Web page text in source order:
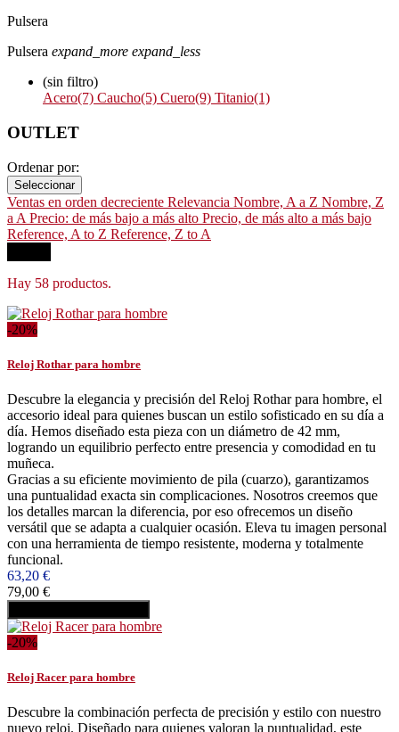
Pulsera
Pulsera expand_more expand_less
(sin filtro)
Acero(7) Caucho(5) Cuero(9) Titanio(1)
OUTLET
Ordenar por:
Seleccionar
Ventas en orden decreciente Relevancia Nombre, A a Z Nombre, Z
a A Precio: de más bajo a más alto Precio, de más alto a más bajo
Reference, A to Z Reference, Z to A
Hay 58 productos.
-20%
Reloj Rothar para hombre
Descubre la elegancia y precisión del Reloj Rothar para hombre, el
accesorio ideal para quienes buscan un estilo sofisticado en su día a
día. Hemos diseñado esta pieza con un diámetro de 42 mm,
logrando un equilibrio perfecto entre presencia y comodidad en tu
muñeca.
Gracias a su eficiente movimiento de pila (cuarzo), garantizamos
una puntualidad exacta sin complicaciones. Nosotros creemos que
los detalles marcan la diferencia, por eso ofrecemos un diseño
versátil que se adapta a cualquier ocasión. Eleva tu imagen personal
con una herramienta de tiempo resistente, moderna y totalmente
funcional.
63,20 €
79,00 €
-20%
Reloj Racer para hombre
Descubre la combinación perfecta de precisión y estilo con nuestro
nuevo reloj. Diseñado para quienes valoran la puntualidad, este